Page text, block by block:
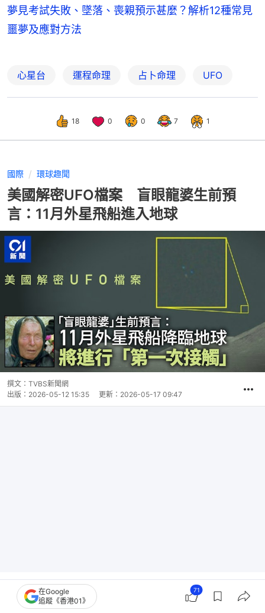
夢見考試失敗、墜落、喪親預示甚麼？解析12種常見
噩夢及應對方法
心星台 運程命理 占卜命理 UFO
18 0 0 7 1
國際 環球趣聞
美國解密UFO檔案 盲眼龍婆生前預
言：11月外星飛船進入地球
撰文： TVBS新聞網
出版： 2026-05-12 15:35 更新： 2026-05-17 09:47
外星智慧生命是否存在？美國防部五角大樓於上週五
在Google
追蹤《香港01》
71